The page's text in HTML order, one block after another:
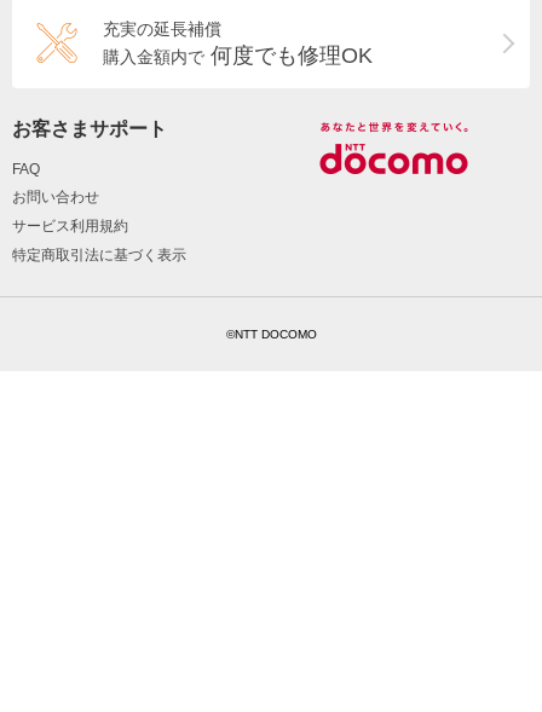
充実の延長補償
購入金額内で 何度でも修理OK
お客さまサポート
FAQ
お問い合わせ
サービス利用規約
特定商取引法に基づく表示
©NTT DOCOMO